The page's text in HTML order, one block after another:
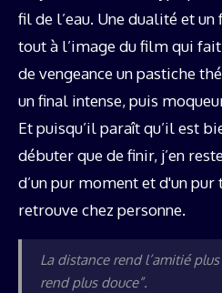
fil de l’eau. Une dualité et
tout à l’image du film qui
de vengeance un pastiche
un final intense, puis
Et puisqu’il paraît qu’il est
débuter que de finir, j’en
d’un pur moment et d'un
retrouve chez personne.
La distance rend l’amitié
rend plus douce”.